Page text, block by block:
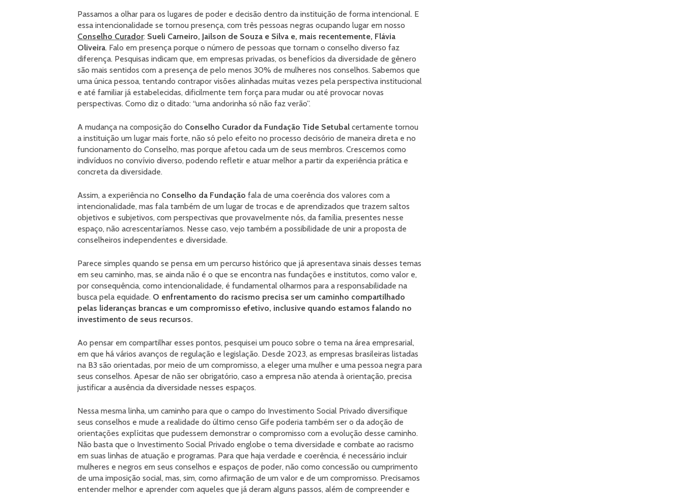
Passamos a olhar para os lugares de poder e decisão dentro da instituição de forma intencional. E
essa intencionalidade se tornou presença, com três pessoas negras ocupando lugar em nosso
Conselho Curador: Sueli Carneiro, Jailson de Souza e Silva e, mais recentemente, Flávia
Oliveira. Falo em presença porque o número de pessoas que tornam o conselho diverso faz
diferença. Pesquisas indicam que, em empresas privadas, os benefícios da diversidade de gênero
são mais sentidos com a presença de pelo menos 30% de mulheres nos conselhos. Sabemos que
uma única pessoa, tentando contrapor visões alinhadas muitas vezes pela perspectiva institucional
e até familiar já estabelecidas, dificilmente tem força para mudar ou até provocar novas
perspectivas. Como diz o ditado: “uma andorinha só não faz verão”.
A mudança na composição do Conselho Curador da Fundação Tide Setubal certamente tornou
a instituição um lugar mais forte, não só pelo efeito no processo decisório de maneira direta e no
funcionamento do Conselho, mas porque afetou cada um de seus membros. Crescemos como
indivíduos no convívio diverso, podendo refletir e atuar melhor a partir da experiência prática e
concreta da diversidade.
Assim, a experiência no Conselho da Fundação fala de uma coerência dos valores com a
intencionalidade, mas fala também de um lugar de trocas e de aprendizados que trazem saltos
objetivos e subjetivos, com perspectivas que provavelmente nós, da família, presentes nesse
espaço, não acrescentaríamos. Nesse caso, vejo também a possibilidade de unir a proposta de
conselheiros independentes e diversidade.
Parece simples quando se pensa em um percurso histórico que já apresentava sinais desses temas
em seu caminho, mas, se ainda não é o que se encontra nas fundações e institutos, como valor e,
por consequência, como intencionalidade, é fundamental olharmos para a responsabilidade na
busca pela equidade. O enfrentamento do racismo precisa ser um caminho compartilhado
pelas lideranças brancas e um compromisso efetivo, inclusive quando estamos falando no
investimento de seus recursos.
Ao pensar em compartilhar esses pontos, pesquisei um pouco sobre o tema na área empresarial,
em que há vários avanços de regulação e legislação. Desde 2023, as empresas brasileiras listadas
na B3 são orientadas, por meio de um compromisso, a eleger uma mulher e uma pessoa negra para
seus conselhos. Apesar de não ser obrigatório, caso a empresa não atenda à orientação, precisa
justificar a ausência da diversidade nesses espaços.
Nessa mesma linha, um caminho para que o campo do Investimento Social Privado diversifique
seus conselhos e mude a realidade do último censo Gife poderia também ser o da adoção de
orientações explícitas que pudessem demonstrar o compromisso com a evolução desse caminho.
Não basta que o Investimento Social Privado englobe o tema diversidade e combate ao racismo
em suas linhas de atuação e programas. Para que haja verdade e coerência, é necessário incluir
mulheres e negros em seus conselhos e espaços de poder, não como concessão ou cumprimento
de uma imposição social, mas, sim, como afirmação de um valor e de um compromisso. Precisamos
entender melhor e aprender com aqueles que já deram alguns passos, além de compreender e